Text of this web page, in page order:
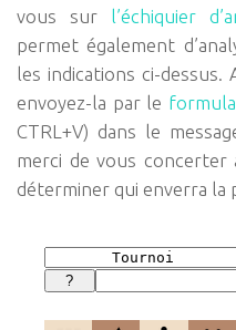
vous sur l’échiquier
permet également
les indications ci-dessus.
envoyez-la par le
CTRL+V) dans le
merci de vous concerter
déterminer qui enverra la